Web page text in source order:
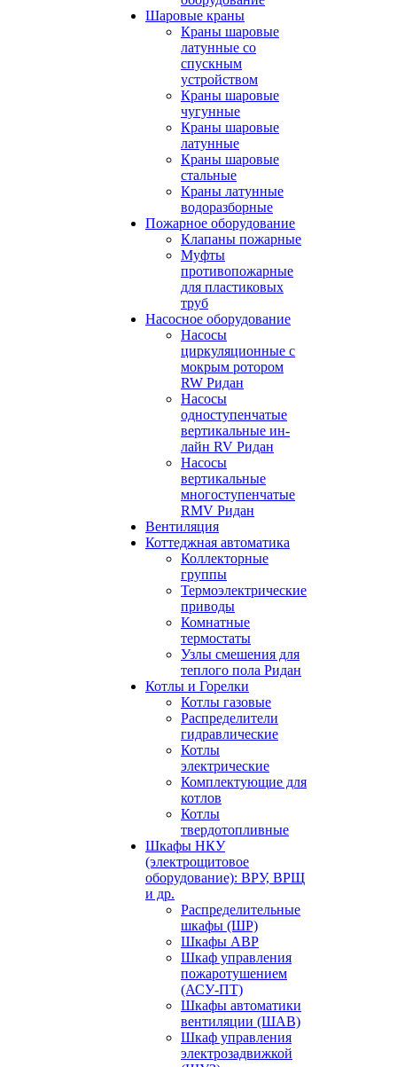
Шаровые краны
Краны шаровые
латунные со
спускным
устройством
Краны шаровые
чугунные
Краны шаровые
латунные
Краны шаровые
стальные
Краны латунные
водоразборные
Пожарное оборудование
Клапаны пожарные
Муфты
противопожарные
для пластиковых
труб
Насосное оборудование
Насосы
циркуляционные с
мокрым ротором
RW Ридан
Насосы
одноступенчатые
вертикальные ин-
лайн RV Ридан
Насосы
вертикальные
многоступенчатые
RMV Ридан
Вентиляция
Коттеджная автоматика
Коллекторные
группы
Термоэлектрические
приводы
Комнатные
термостаты
Узлы смешения для
теплого пола Ридан
Котлы и Горелки
Котлы газовые
Распределители
гидравлические
Котлы
электрические
Комплектующие для
котлов
Котлы
твердотопливные
Шкафы НКУ
(электрощитовое
оборудование): ВРУ, ВРЩ
и др.
Распределительные
шкафы (ШР)
Шкафы АВР
Шкаф управления
пожаротушением
(АСУ-ПТ)
Шкафы автоматики
вентиляции (ШАВ)
Шкаф управления
электрозадвижкой